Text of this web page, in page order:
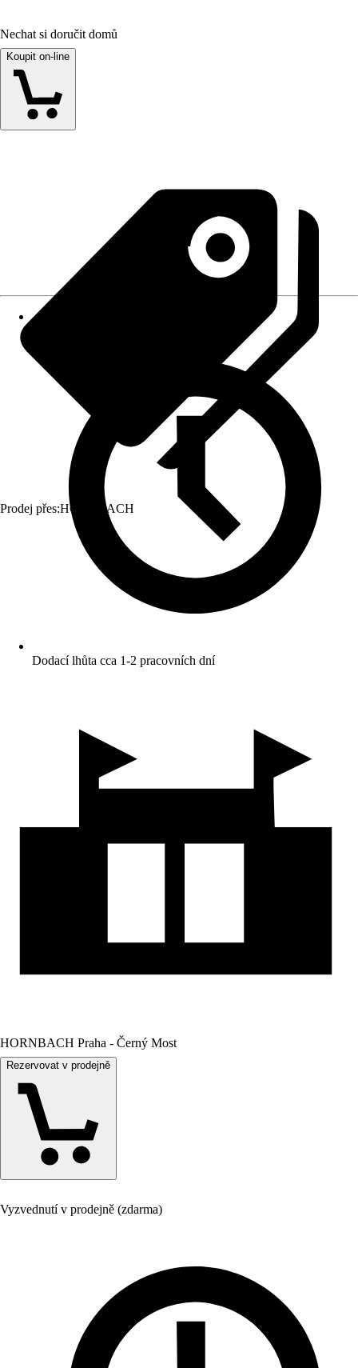
Nechat si doručit domů
Koupit on-line
Prodej přes:HORNBACH
Dodací lhůta cca 1-2 pracovních dní
HORNBACH Praha - Černý Most
Rezervovat v prodejně
Vyzvednutí v prodejně (zdarma)